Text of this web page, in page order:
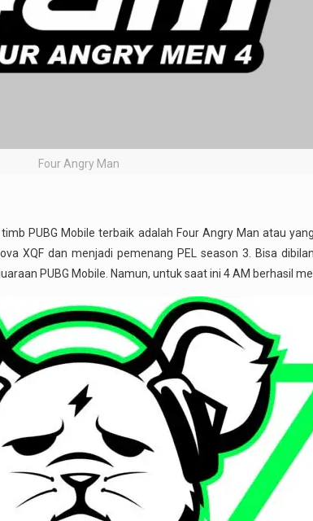
Four Angry Man
PUBG Mobile terbaik adalah Four Angry Man atau
XQF dan menjadi pemenang PEL season 3. Bisa
PUBG Mobile. Namun, untuk saat ini 4 AM berhasil